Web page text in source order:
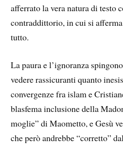
afferrato la vera natura di testo
contraddittorio, in cui si
tutto.
La paura e l’ignoranza
vedere rassicuranti quanto
convergenze fra islam e
blasfema inclusione della
moglie” di Maometto, e Gesù
che però andrebbe “corretto”